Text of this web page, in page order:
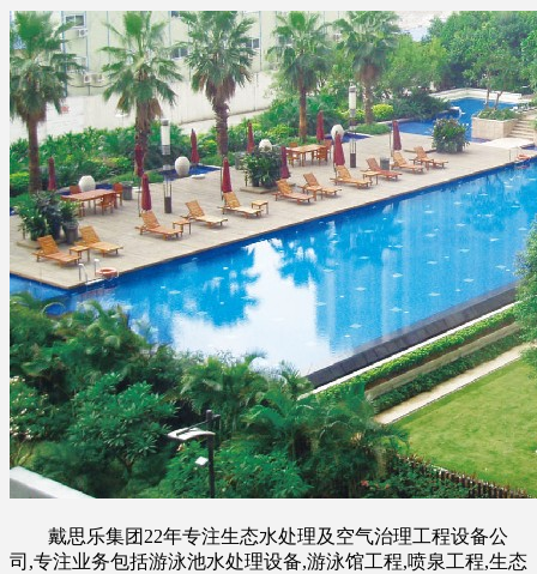
戴思乐集团22年专注生态水处理及空气治理工程设备公
司,专注业务包括游泳池水处理设备,游泳馆工程,喷泉工程,生态